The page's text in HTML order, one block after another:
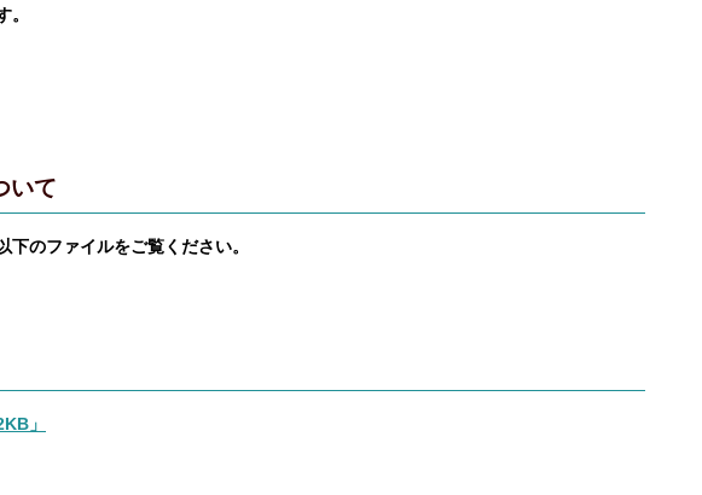
いて
のファイルをご覧ください。
」